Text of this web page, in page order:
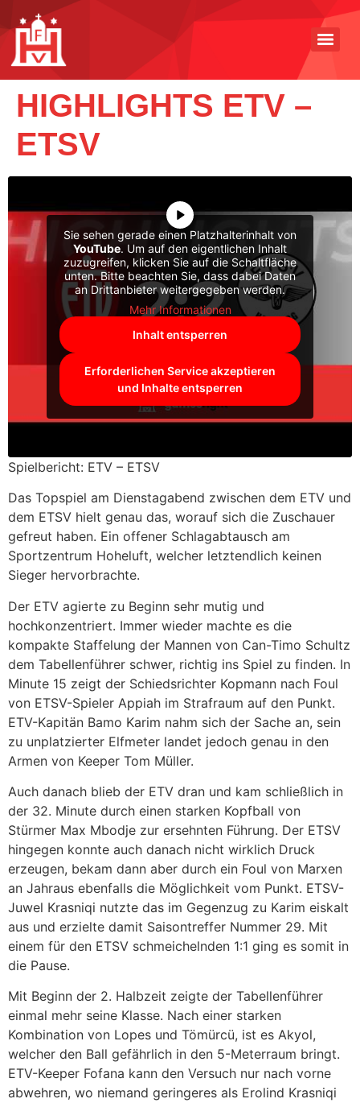
HIGHLIGHTS ETV –
ETSV
Sie sehen gerade einen Platzhalterinhalt von
YouTube. Um auf den eigentlichen Inhalt
zuzugreifen, klicken Sie auf die Schaltfläche
unten. Bitte beachten Sie, dass dabei Daten
an Drittanbieter weitergegeben werden.
Mehr Informationen
Inhalt entsperren
Erforderlichen Service akzeptieren
und Inhalte entsperren
Spielbericht: ETV – ETSV
Das Topspiel am Dienstagabend zwischen dem ETV und
dem ETSV hielt genau das, worauf sich die Zuschauer
gefreut haben. Ein offener Schlagabtausch am
Sportzentrum Hoheluft, welcher letztendlich keinen
Sieger hervorbrachte.
Der ETV agierte zu Beginn sehr mutig und
hochkonzentriert. Immer wieder machte es die
kompakte Staffelung der Mannen von Can-Timo Schultz
dem Tabellenführer schwer, richtig ins Spiel zu finden. In
Minute 15 zeigt der Schiedsrichter Kopmann nach Foul
von ETSV-Spieler Appiah im Strafraum auf den Punkt.
ETV-Kapitän Bamo Karim nahm sich der Sache an, sein
zu unplatzierter Elfmeter landet jedoch genau in den
Armen von Keeper Tom Müller.
Auch danach blieb der ETV dran und kam schließlich in
der 32. Minute durch einen starken Kopfball von
Stürmer Max Mbodje zur ersehnten Führung. Der ETSV
hingegen konnte auch danach nicht wirklich Druck
erzeugen, bekam dann aber durch ein Foul von Marxen
an Jahraus ebenfalls die Möglichkeit vom Punkt. ETSV-
Juwel Krasniqi nutzte das im Gegenzug zu Karim eiskalt
aus und erzielte damit Saisontreffer Nummer 29. Mit
einem für den ETSV schmeichelnden 1:1 ging es somit in
die Pause.
Mit Beginn der 2. Halbzeit zeigte der Tabellenführer
einmal mehr seine Klasse. Nach einer starken
Kombination von Lopes und Tömürcü, ist es Akyol,
welcher den Ball gefährlich in den 5-Meterraum bringt.
ETV-Keeper Fofana kann den Versuch nur nach vorne
abwehren, wo niemand geringeres als Erolind Krasniqi